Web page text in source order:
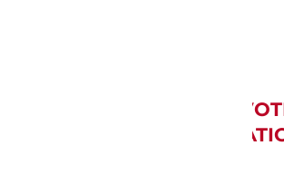
LES COMPÉTENCES DE
ENTREPRISE DE